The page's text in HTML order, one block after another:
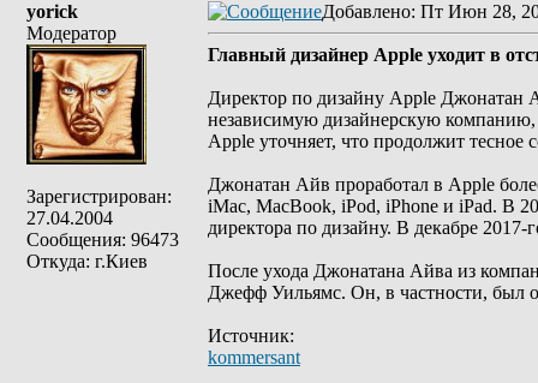
yorick
Модератор
Зарегистрирован:
27.04.2004
Сообщения: 96473
Откуда: г.Киев
Добавлено: Пт Июн 28,
Главный дизайнер Apple уходит в
Директор по дизайну Apple Джонатан
независимую дизайнерскую компанию,
Apple уточняет, что продолжит
Джонатан Айв проработал в Apple
iMac, MacBook, iPod, iPhone и iPad. В
директора по дизайну. В декабре
После ухода Джонатана Айва из
Джефф Уильямс. Он, в частности, был
Источник:
kommersant